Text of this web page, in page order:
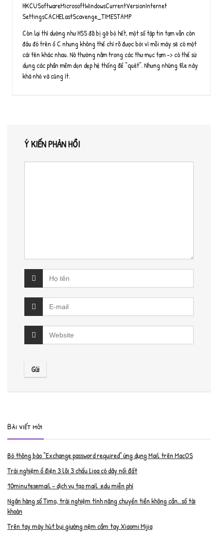
HKCUSoftwareMicrosoftWindowsCurrentVersionInternet
SettingsCACHELastScavenge_TIMESTAMP
Còn lại thì dường như HSS đã bị gỡ bỏ hết, một số tập tin tạm vẫn còn
đâu đó trên ổ C nhưng không thể chỉ rõ được bởi vì mỗi máy sẽ có một
cái tên khác nhau. Nó thường nằm trong các thư mục tạm -> có thể sử
dụng các phần mềm dọn dẹp hệ thống để “quét”. Nhưng những file này
khá nhỏ và cũng ít.
Ý KIẾN PHẢN HỒI
Bài viết mới
Bỏ thông báo “Exchange password required” ứng dụng Mail trên MacOS
Trải nghiệm ổ điện 3 lõi 3 chấu Lioa có dây nối đất
10minutesemail – dịch vụ tạo mail .edu miễn phí
Ngân hàng số Timo, trải nghiệm tính năng chuyển tiền không cần…số tài
khoản
Trên tay máy hút bụi giường nệm cầm tay Xiaomi Mijia